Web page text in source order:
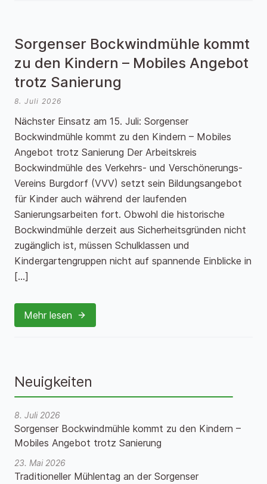
Sorgenser Bockwindmühle kommt
zu den Kindern – Mobiles Angebot
trotz Sanierung
8. Juli 2026
Nächster Einsatz am 15. Juli: Sorgenser
Bockwindmühle kommt zu den Kindern – Mobiles
Angebot trotz Sanierung Der Arbeitskreis
Bockwindmühle des Verkehrs- und Verschönerungs-
Vereins Burgdorf (VVV) setzt sein Bildungsangebot
für Kinder auch während der laufenden
Sanierungsarbeiten fort. Obwohl die historische
Bockwindmühle derzeit aus Sicherheitsgründen nicht
zugänglich ist, müssen Schulklassen und
Kindergartengruppen nicht auf spannende Einblicke in
[…]
Mehr lesen
Neuigkeiten
8. Juli 2026
Sorgenser Bockwindmühle kommt zu den Kindern –
Mobiles Angebot trotz Sanierung
23. Mai 2026
Traditioneller Mühlentag an der Sorgenser